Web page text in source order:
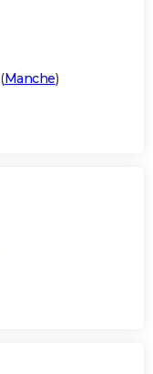
(Manche)